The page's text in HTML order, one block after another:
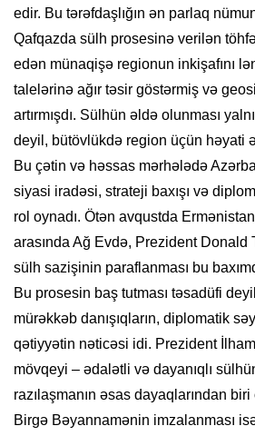
edir. Bu tərəfdaşlığın ən parlaq
Qafqazda sülh prosesinə verilən
edən münaqişə regionun inkişafını
talelərinə ağır təsir göstərmiş və
artırmışdı. Sülhün əldə olunması
deyil, bütövlükdə region üçün həyati
Bu çətin və həssas mərhələdə
siyasi iradəsi, strateji baxışı və
rol oynadı. Ötən avqustda
arasında Ağ Evdə, Prezident Donald
sülh sazişinin paraflanması bu
Bu prosesin baş tutması təsadüfi
mürəkkəb danışıqların, diplomatik
qətiyyətin nəticəsi idi. Prezident
mövqeyi – ədalətli və dayanıqlı
razılaşmanın əsas dayaqlarından
Birgə Bəyannamənin imzalanması